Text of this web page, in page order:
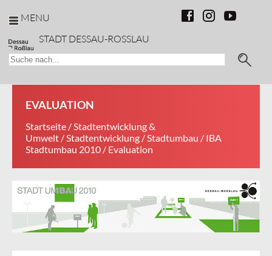
MENU
STADT DESSAU-ROSSLAU
EVALUATION
Startseite /Stadtentwicklung &
Umwelt /Stadtentwicklung /Stadtumbau / IBA
Stadtumbau 2010 / Evaluation